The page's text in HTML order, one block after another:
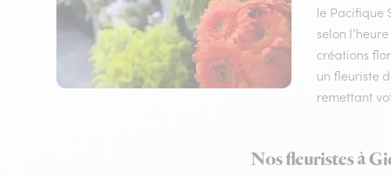
le Pacifique
selon
créations
un fleuriste
remettant
Nos fleuristes à